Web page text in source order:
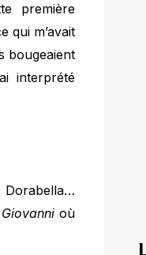
première
qui m’avait
bougeaient
interprété
Dorabella…
où